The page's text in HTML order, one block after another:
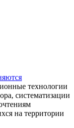
технологии
систематизации
на территории